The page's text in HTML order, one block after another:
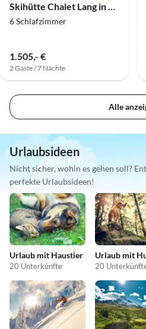
Skihütte Chalet Lang in Hochkrimml für 14 Personen
6 Schlafzimmer
1.505,- €
2 Gäste / 7 Nächte
Alle
Urlaubsideen
Nicht sicher, wohin es gehen soll?
perfekte Urlaubsideen!
Urlaub mit Haustier
20 Unterkünfte
Urlaub mit
20